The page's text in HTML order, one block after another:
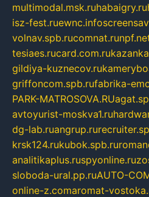
multimodal.msk.ruhabaigry.ru
isz-fest.ruewnc.info
volnav.spb.rucomnat.ru
tesiaes.rucard.com.ru
gildiya-kuznecov.ru
griffoncom.spb.rufabrika-
PARK-MATROSOVA.RU
avtoyurist-moskva1.ru
dg-lab.ruangrup.ru
krsk124.rukubok.spb.ru
analitikaplus.ruspyonline.ru
sloboda-ural.pp.ruAUTO-
online-z.comaromat-